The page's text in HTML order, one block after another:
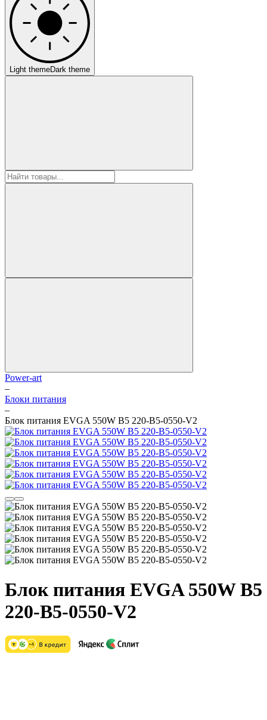
Light themeDark theme
Power-art
–
Блоки питания
–
Блок питания EVGA 550W B5 220-B5-0550-V2
Блок питания EVGA 550W B5
220-B5-0550-V2